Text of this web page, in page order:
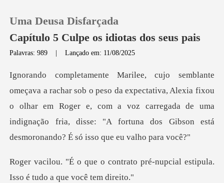
0
Sair
Uma Deusa Disfarçada
Capítulo 5 Culpe os idiotas dos seus pais
Palavras: 989 |Lançado em: 11/08/2025
ctativa, Alexia fixou
o olhar em Roger e, com a voz carregada de uma
indignação fri
ato pré-nupcial estipula.
Isso